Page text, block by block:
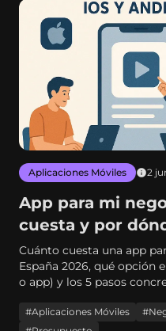
Aplicaciones Móviles 2
App para mi
cuesta y por
(guía 2026)
Cuánto cuesta una app
España 2026, qué opción
o app) y los 5 pasos
#Aplicaciones Móviles